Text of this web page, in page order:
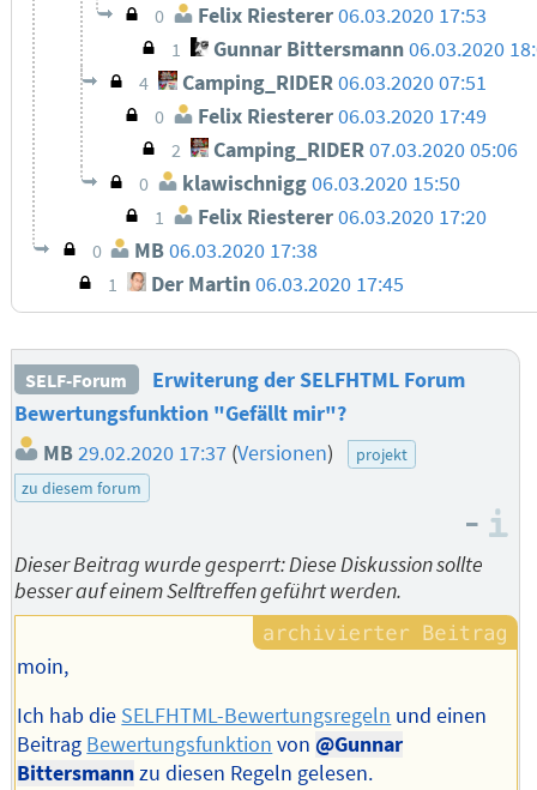
0 Felix Riesterer06.03.2020 17:53
1 Gunnar Bittersmann06.03.2020
4 Camping_RIDER06.03.2020 07:51
0 Felix Riesterer06.03.2020 17:49
2 Camping_RIDER07.03.2020 05:06
0 klawischnigg06.03.2020 15:50
1 Felix Riesterer06.03.2020 17:20
0 MB06.03.2020 17:38
1 Der Martin 06.03.2020 17:45
SELF-Forum
Erwiterung der SELFHTML Forum
Bewertungsfunktion "Gefällt mir"?
MB 29.02.2020 17:37 (Versionen)
projekt
zu diesem forum
–
Dieser Beitrag wurde gesperrt: Diese Diskussion sollte
besser auf einem Selftreffen geführt werden.
moin,
Ich hab die SELFHTML-Bewertungsregeln und einen
Beitrag Bewertungsfunktion von@Gunnar
Bittersmannzu diesen Regeln gelesen.